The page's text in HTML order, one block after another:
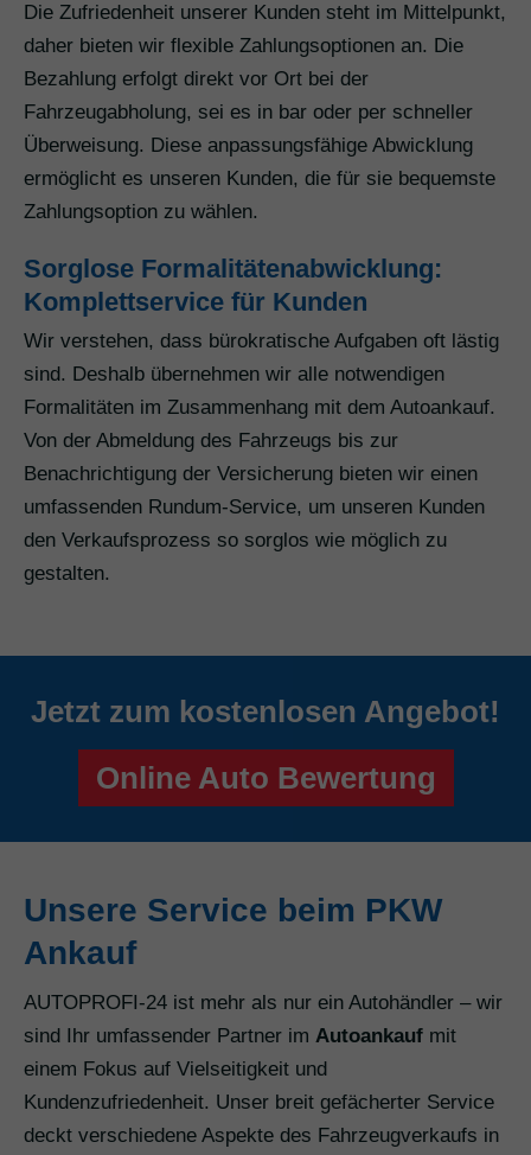
Die Zufriedenheit unserer Kunden steht im Mittelpunkt,
daher bieten wir flexible Zahlungsoptionen an. Die
Bezahlung erfolgt direkt vor Ort bei der
Fahrzeugabholung, sei es in bar oder per schneller
Überweisung. Diese anpassungsfähige Abwicklung
ermöglicht es unseren Kunden, die für sie bequemste
Zahlungsoption zu wählen.
Sorglose Formalitätenabwicklung:
Komplettservice für Kunden
Wir verstehen, dass bürokratische Aufgaben oft lästig
sind. Deshalb übernehmen wir alle notwendigen
Formalitäten im Zusammenhang mit dem Autoankauf.
Von der Abmeldung des Fahrzeugs bis zur
Benachrichtigung der Versicherung bieten wir einen
umfassenden Rundum-Service, um unseren Kunden
den Verkaufsprozess so sorglos wie möglich zu
gestalten.
Jetzt zum kostenlosen Angebot!
Online Auto Bewertung
Unsere Service beim PKW
Ankauf
AUTOPROFI-24 ist mehr als nur ein Autohändler – wir
sind Ihr umfassender Partner im Autoankauf mit
einem Fokus auf Vielseitigkeit und
Kundenzufriedenheit. Unser breit gefächerter Service
deckt verschiedene Aspekte des Fahrzeugverkaufs in